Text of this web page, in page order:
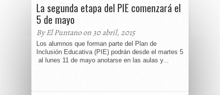
La segunda etapa del PIE comenzará el
5 de mayo
By El Puntano on 30 abril, 2015
Los alumnos que forman parte del Plan de
Inclusión Educativa (PIE) podrán desde el martes 5
al lunes 11 de mayo anotarse en las aulas y...